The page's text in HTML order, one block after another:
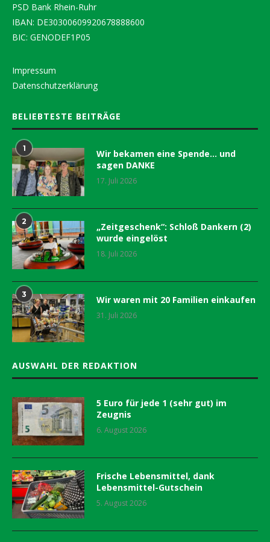
PSD Bank Rhein-Ruhr
IBAN: DE30300609920678888600
BIC: GENODEF1P05
Impressum
Datenschutzerklärung
BELIEBTESTE BEITRÄGE
1
Wir bekamen eine Spende… und
sagen DANKE
17. Juli 2026
2
„Zeitgeschenk“: Schloß Dankern (2)
wurde eingelöst
18. Juli 2026
3 Wir waren mit 20 Familien einkaufen
31. Juli 2026
AUSWAHL DER REDAKTION
5 Euro für jede 1 (sehr gut) im
Zeugnis
6. August 2026
Frische Lebensmittel, dank
Lebensmittel-Gutschein
5. August 2026